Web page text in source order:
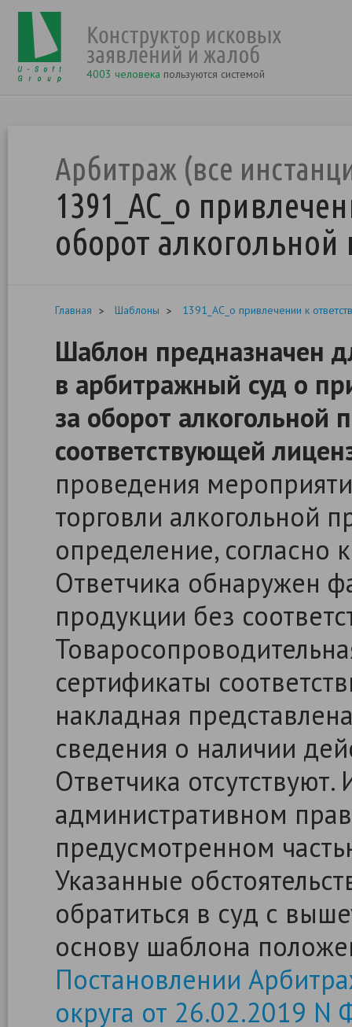
4003 человека пользуются системой
Арбитраж (все
1391_АС_о
оборот
Главная Шаблоны 1391_АС_о привлечении к
Шаблон предназначен
в арбитражный суд о
за оборот алкогольной
соответствующей
проведения
торговли алкогольной
определение, согласно
Ответчика обнаружен
продукции без
сертификаты
накладная
сведения о наличии
Ответчика
административном
предусмотренном
Указанные
обратиться в суд с
основу шаблона
Постановлении
округа от 26.02.2019